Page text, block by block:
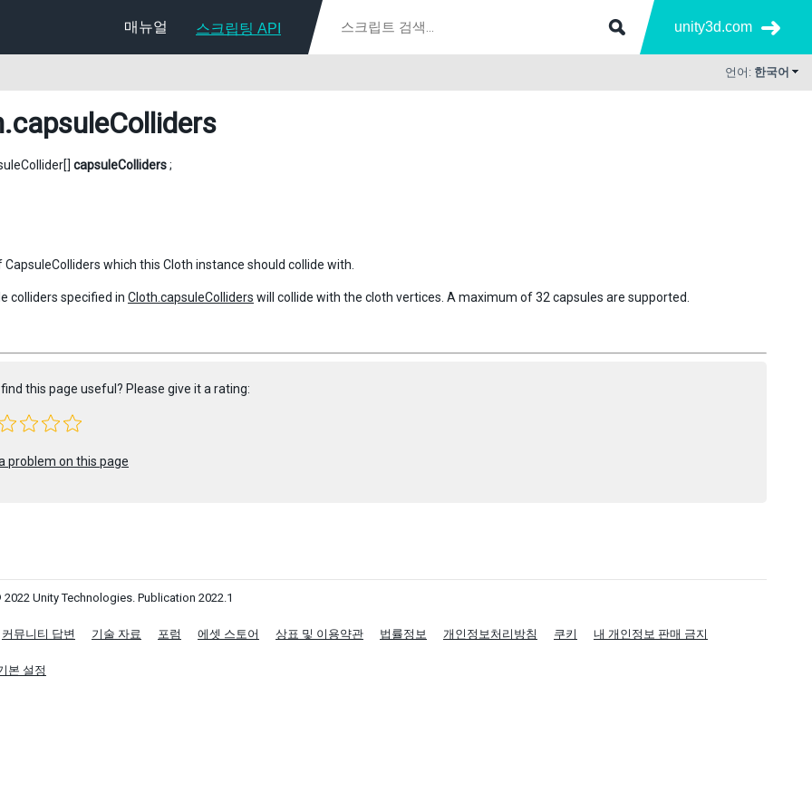
매뉴얼 스크립팅 API unity3d.com
언어: 한국어
.capsuleColliders
capsuleColliders;
which this Cloth instance should collide with.
colliders specified in Cloth.capsuleColliders will collide with the cloth vertices. A maximum of 32 capsules are supported.
this page useful? Please give it a rating:
problem on this page
Unity Technologies. Publication 2022.1
커뮤니티 답변 기술 자료 포럼 에셋 스토어 상표 및 이용약관 법률정보 개인정보처리방침 쿠키 내 개인정보 판매 금지
본 설정